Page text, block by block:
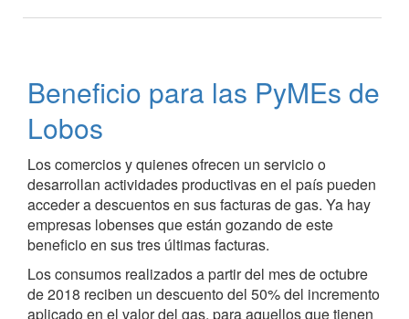
su
primer
Documento
de
Tránsito
para
transporte
de
hacienda
Beneficio para las PyMEs de
Lobos
Los comercios y quienes ofrecen un servicio o
desarrollan actividades productivas en el país pueden
acceder a descuentos en sus facturas de gas. Ya hay
empresas lobenses que están gozando de este
beneficio en sus tres últimas facturas.
Los consumos realizados a partir del mes de octubre
de 2018 reciben un descuento del 50% del incremento
aplicado en el valor del gas, para aquellos que tienen